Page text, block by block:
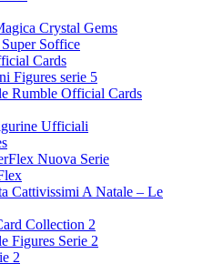
Crystal Gems
Soffice
Cards
Figures serie 5
Rumble Official Cards
Ufficiali
Nuova Serie
Cattivissimi A Natale – Le
Collection 2
Figures Serie 2
2